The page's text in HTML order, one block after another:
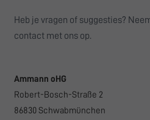
Heb je vragen of suggesties?
contact met ons op.
Ammann oHG
Robert-Bosch-Straße 2
86830 Schwabmünchen